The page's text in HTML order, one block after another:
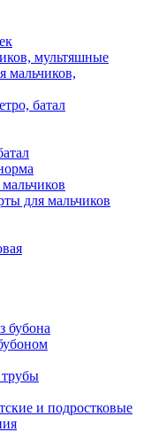
мультяшные
мальчиков,
батал
для мальчиков
бубона
и подростковые